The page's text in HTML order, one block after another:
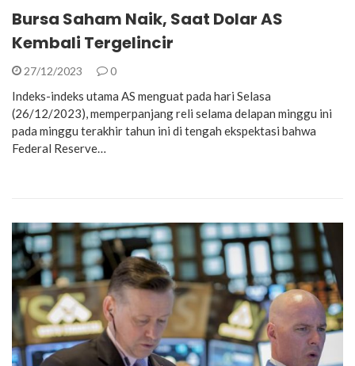
Bursa Saham Naik, Saat Dolar AS
Kembali Tergelincir
27/12/2023 0
Indeks-indeks utama AS menguat pada hari Selasa
(26/12/2023), memperpanjang reli selama delapan minggu ini
pada minggu terakhir tahun ini di tengah ekspektasi bahwa
Federal Reserve…